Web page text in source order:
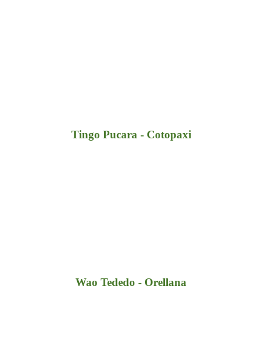
Tingo Pucara - Cotopaxi
Wao Tededo - Orellana